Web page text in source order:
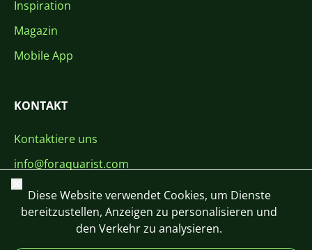
Inspiration
Magazin
Mobile App
KONTAKT
Kontaktiere uns
info@foraquarist.com
+420 603 449 602
Schließen
Diese Website verwendet Cookies, um Dienste
bereitzustellen, Anzeigen zu personalisieren und
den Verkehr zu analysieren.